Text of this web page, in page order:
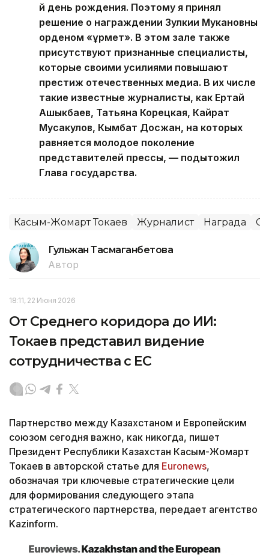
й день рождения. Поэтому я принял
решение о награждении Зулкии Мукановны
орденом «Құрмет». В этом зале также
присутствуют признанные специалисты,
которые своими усилиями повышают
престиж отечественных медиа. В их числе
такие известные журналисты, как Ертай
Ашыкбаев, Татьяна Корецкая, Кайрат
Мусакулов, Кымбат Досжан, на которых
равняется молодое поколение
представителей прессы, — подытожил
Глава государства.
Касым-Жомарт Токаев Журналист Награда
Гульжан Тасмаганбетова
Автор
18:11, 22 Июня 2026
От Среднего коридора до ИИ:
Токаев представил видение
сотрудничества с ЕС
Партнерство между Казахстаном и Европейским
союзом сегодня важно, как никогда, пишет
Президент Республики Казахстан Касым-Жомарт
Токаев в авторской статье для Euronews,
обозначая три ключевые стратегические цели
для формирования следующего этапа
стратегического партнерства, передает агентство
Kazinform.